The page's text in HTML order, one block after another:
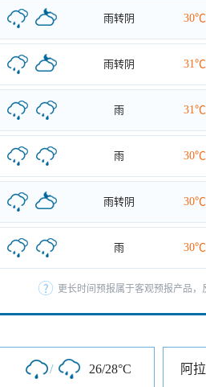
雨转阴 30℃
雨转阴 31℃
雨 31℃
雨 30℃
雨转阴 30℃
雨 30℃
更长时间预报属于客观预报产品
/ 26/28°C 阿